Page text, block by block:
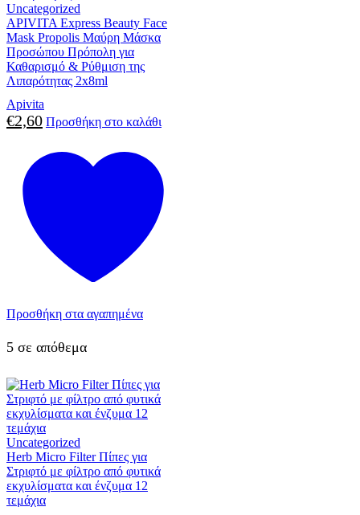
Uncategorized
APIVITA Express Beauty Face
Mask Propolis Μαύρη Μάσκα
Προσώπου Πρόπολη για
Καθαρισμό & Ρύθμιση της
Λιπαρότητας 2x8ml
Apivita
€2,60 Προσθήκη στο καλάθι
Προσθήκη στα αγαπημένα
5 σε απόθεμα
Uncategorized
Herb Micro Filter Πίπες για
Στριφτό με φίλτρο από φυτικά
εκχυλίσματα και ένζυμα 12
τεμάχια